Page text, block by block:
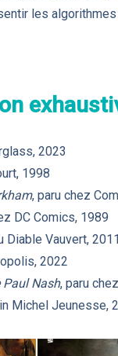
les
2023
1998
, paru chez
DC Comics, 1989
Diable Vauvert, 2011
2022
Paul Nash, paru
Michel Jeunesse,